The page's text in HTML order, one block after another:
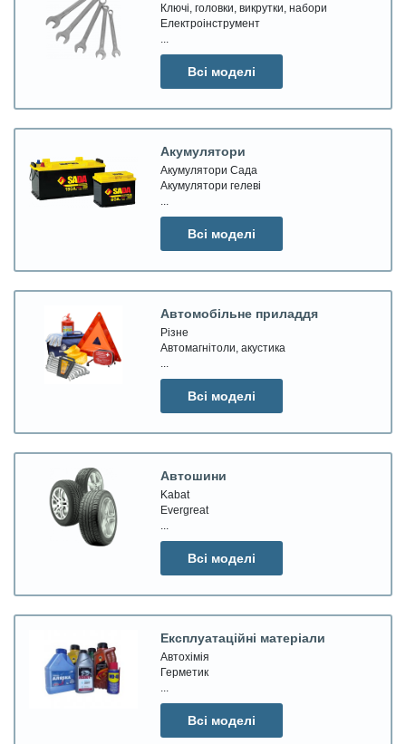
Ключі, головки, викрутки, набори
Електроінструмент
Всі моделі
Акумулятори
Акумулятори Сада
Акумулятори гелеві
Всі моделі
Автомобільне приладдя
Різне
Автомагнітоли, акустика
Всі моделі
Автошини
Kabat
Evergreat
Всі моделі
Експлуатаційні матеріали
Автохімія
Герметик
Всі моделі